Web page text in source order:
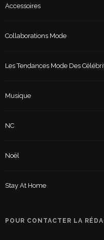
Accessoires
Collaborations Mode
Les Tendances Mode Des
Musique
NC
Noël
Stay At Home
POUR CONTACTER LA